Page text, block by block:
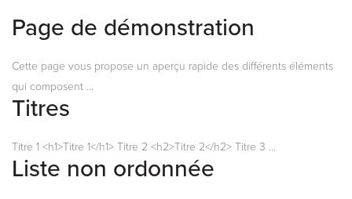
Page de démonstration
Cette page vous propose un aperçu rapide des différents éléments
qui composent ...
Titres
Titre 1 <h1>Titre 1</h1> Titre 2 <h2>Titre 2</h2> Titre 3 ...
Liste non ordonnée